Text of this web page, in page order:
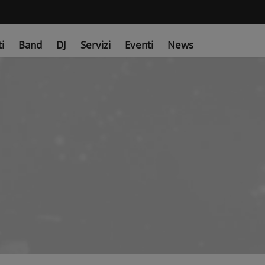
Band DJ Servizi Eventi News